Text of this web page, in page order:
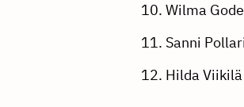
10. Wilma
11. Sanni
12. Hilda